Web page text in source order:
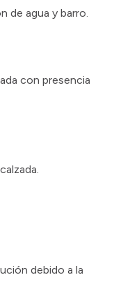
de agua y barro.
con presencia
debido a la